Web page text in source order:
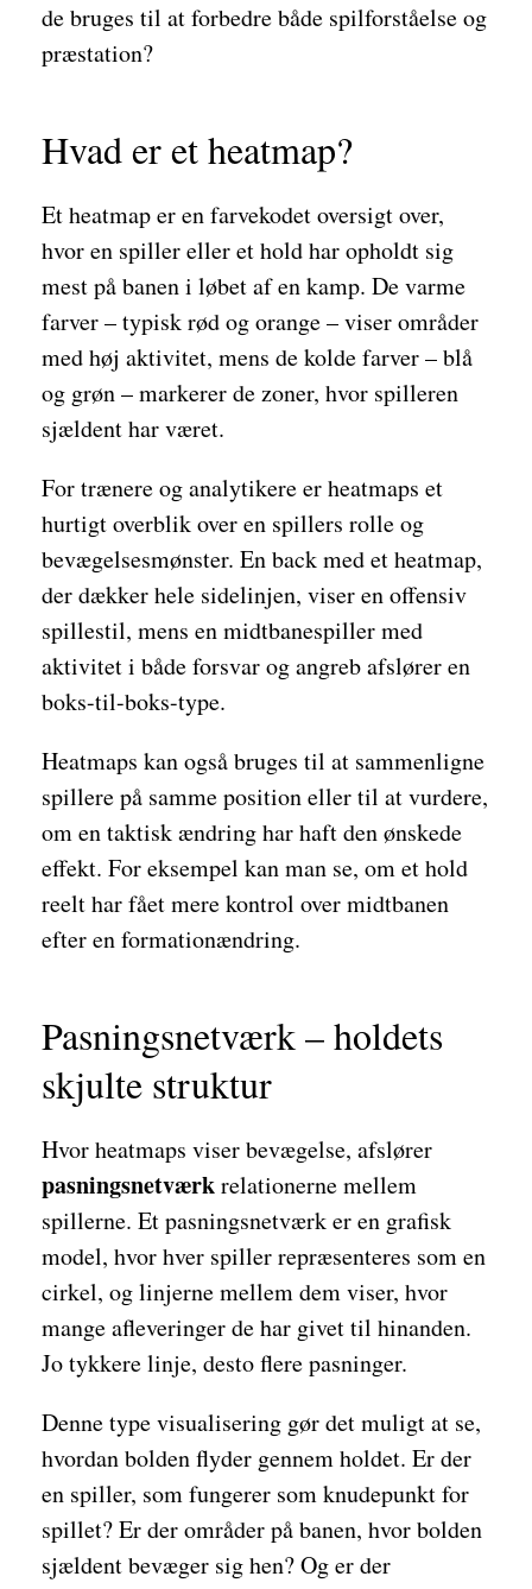
de bruges til at forbedre både spilforståelse og
præstation?
Hvad er et heatmap?
Et heatmap er en farvekodet oversigt over,
hvor en spiller eller et hold har opholdt sig
mest på banen i løbet af en kamp. De varme
farver – typisk rød og orange – viser områder
med høj aktivitet, mens de kolde farver – blå
og grøn – markerer de zoner, hvor spilleren
sjældent har været.
For trænere og analytikere er heatmaps et
hurtigt overblik over en spillers rolle og
bevægelsesmønster. En back med et heatmap,
der dækker hele sidelinjen, viser en offensiv
spillestil, mens en midtbanespiller med
aktivitet i både forsvar og angreb afslører en
boks-til-boks-type.
Heatmaps kan også bruges til at sammenligne
spillere på samme position eller til at vurdere,
om en taktisk ændring har haft den ønskede
effekt. For eksempel kan man se, om et hold
reelt har fået mere kontrol over midtbanen
efter en formationændring.
Pasningsnetværk – holdets
skjulte struktur
Hvor heatmaps viser bevægelse, afslører
pasningsnetværkrelationerne mellem
spillerne. Et pasningsnetværk er en grafisk
model, hvor hver spiller repræsenteres som en
cirkel, og linjerne mellem dem viser, hvor
mange afleveringer de har givet til hinanden.
Jo tykkere linje, desto flere pasninger.
Denne type visualisering gør det muligt at se,
hvordan bolden flyder gennem holdet. Er der
en spiller, som fungerer som knudepunkt for
spillet? Er der områder på banen, hvor bolden
sjældent bevæger sig hen? Og er der